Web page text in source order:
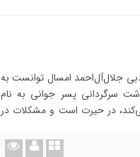
جلال‌آل‌احمد امسال توانست به
سرگردانی پسر جوانی به نام
در حیرت است و مشكلات در